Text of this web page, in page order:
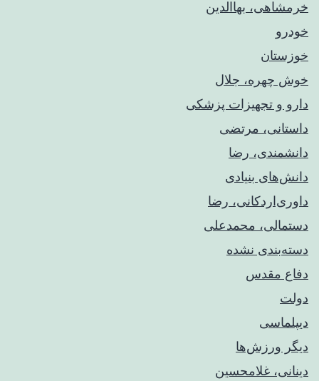
خرمشاهی، بهاالدین
خودرو
خوزستان
خوش چهره، جلال
دارو و تجهیزات پزشکی
داستانی، مرتضی
دانشمندی، رضا
دانش‌های بنیادی
داوری‌اردکانی، رضا
دستمالی، محمدعلی
دسته‌بندی نشده
دفاع مقدس
دولت
دیپلماسی
دیگر ورزش‌ها
دینانی، غلامحسین